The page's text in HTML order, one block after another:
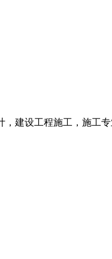
设工程施工，施工专